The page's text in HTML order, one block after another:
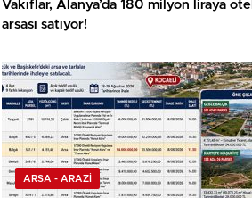
Vakıflar, Alanya’da 180 milyon liraya otel
arsası satıyor!
ARSA - ARAZİ